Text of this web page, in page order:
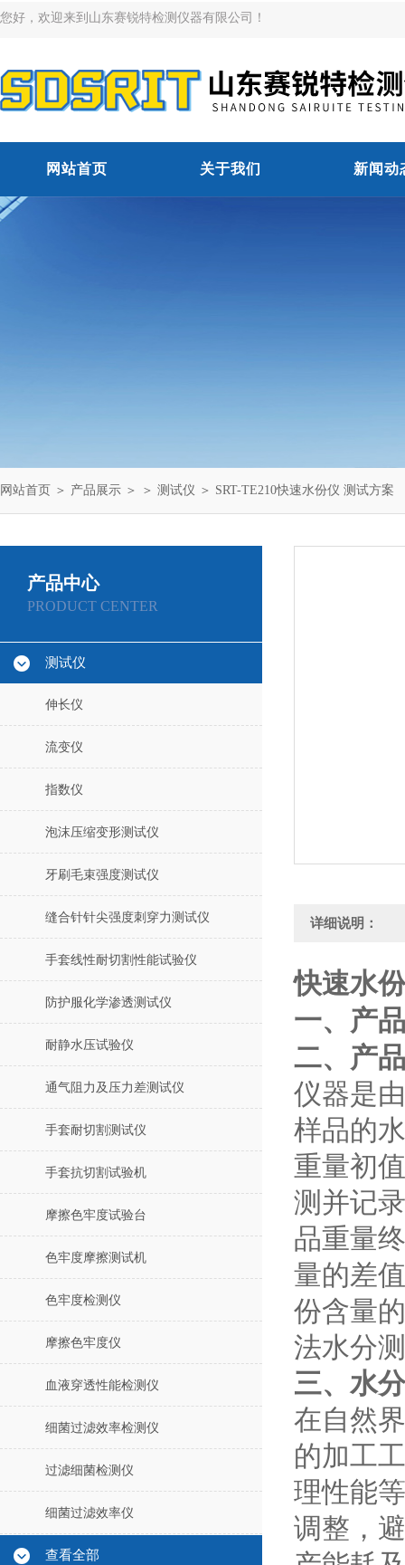
您好，欢迎来到山东赛锐特检测仪器有限公司！
网站首页 关于我们 新闻动
网站首页 ＞ 产品展示 ＞ ＞ 测试仪 ＞ SRT-TE210快速水份仪 测试方案
产品中心
PRODUCT CENTER
测试仪
伸长仪
流变仪
指数仪
泡沫压缩变形测试仪
牙刷毛束强度测试仪
缝合针针尖强度刺穿力测试仪
手套线性耐切割性能试验仪
防护服化学渗透测试仪
耐静水压试验仪
通气阻力及压力差测试仪
手套耐切割测试仪
手套抗切割试验机
摩擦色牢度试验台
色牢度摩擦测试机
色牢度检测仪
摩擦色牢度仪
血液穿透性能检测仪
细菌过滤效率检测仪
过滤细菌检测仪
细菌过滤效率仪
查看全部
详细说明：
快速水
一、 产品
二、 产
仪器是
样品的
重量初
测并记
品重量
量的差
份含量
法水分
三、 水
在自然
的加工
理性能
调整，